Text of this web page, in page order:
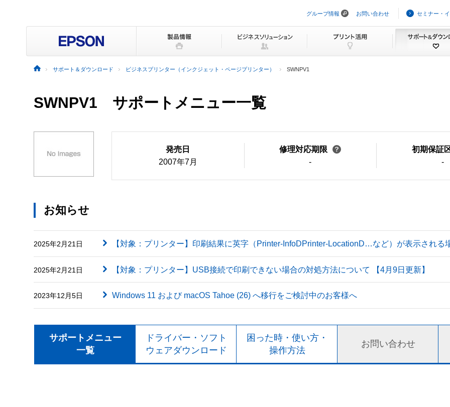
ビ
ョ
グループ情報 お問い合わせ セミナー・
サポート＆ダウンロード ビジネスプリンター（インクジェット・ページプリンター） SWNPV1
SWNPV1 サポートメニュー一覧
発売日
2007年7月
修理対応期限
-
初期保証
-
お知らせ
2025年2月21日 【対象：プリンター】印刷結果に英字（Printer-InfoDPrinter-LocationD…など）が表示される
2025年2月21日 【対象：プリンター】USB接続で印刷できない場合の対処方法について 【4月9日更新】
2023年12月5日 Windows 11 および macOS Tahoe (26) へ移行をご検討中のお客様へ
サポートメニュー
一覧
ドライバー・ソフト
ウェアダウンロード
困った時・使い方・
操作方法
お問い合わせ